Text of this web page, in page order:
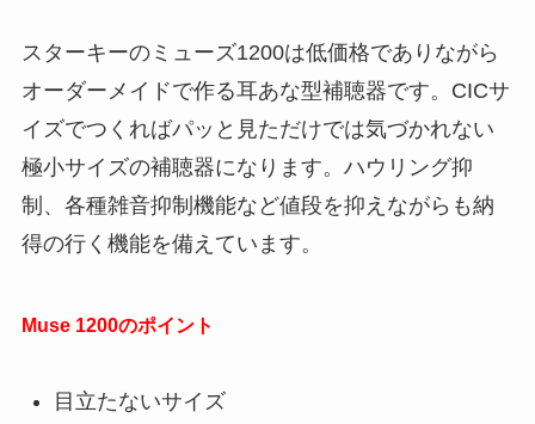
スターキーのミューズ1200は低価格でありながら
オーダーメイドで作る耳あな型補聴器です。CICサ
イズでつくればパッと見ただけでは気づかれない
極小サイズの補聴器になります。ハウリング抑
制、各種雑音抑制機能など値段を抑えながらも納
得の行く機能を備えています。
Muse 1200のポイント
目立たないサイズ